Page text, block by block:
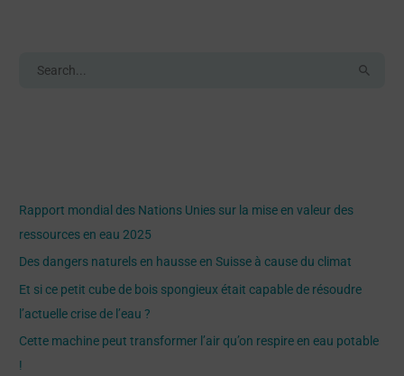
r
e
r
Rapport mondial des Nations Unies sur la mise en valeur des
ressources en eau 2025
Des dangers naturels en hausse en Suisse à cause du climat
Et si ce petit cube de bois spongieux était capable de résoudre
l’actuelle crise de l’eau ?
Cette machine peut transformer l’air qu’on respire en eau potable
!